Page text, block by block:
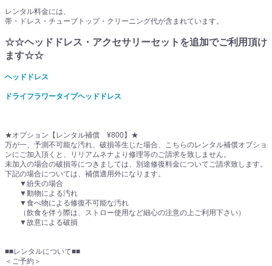
レンタル料金には、
帯・ドレス・チューブトップ・クリーニング代が含まれています。
☆☆ヘッドドレス・アクセサリーセットを追加でご利用頂け
ます☆☆
ヘッドドレス
ドライフラワータイプヘッドドレス
★オプション【レンタル補償 ¥800】★
万が一、予測不可能な汚れ、破損等生じた場合、こちらのレンタル補償オプショ
ンにご加入頂くと、リリアムネナより修理等のご請求を致しません。
未加入の場合の破損等につきましては、別途修復料金についてご請求致します。
下記の場合については、補償適用外になります。
▼紛失の場合
▼動物による汚れ
▼食べ物による修復不可能な汚れ
（飲食を伴う際は、ストロー使用など細心の注意の上ご利用下さい）
▼故意による破損
■■レンタルについて■■
＜ご予約＞